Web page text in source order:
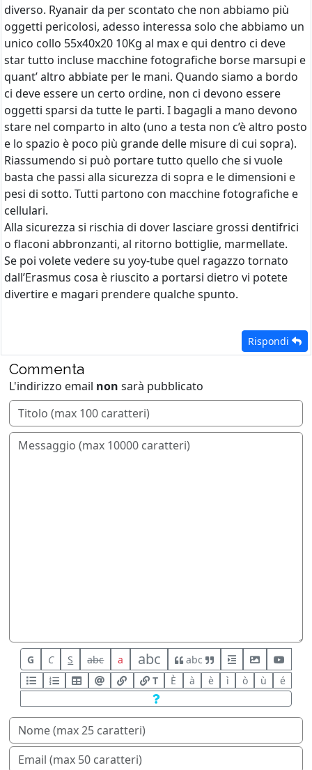
diverso. Ryanair da per scontato che non abbiamo più
oggetti pericolosi, adesso interessa solo che abbiamo un
unico collo 55x40x20 10Kg al max e qui dentro ci deve
star tutto incluse macchine fotografiche borse marsupi e
quant’ altro abbiate per le mani. Quando siamo a bordo
ci deve essere un certo ordine, non ci devono essere
oggetti sparsi da tutte le parti. I bagagli a mano devono
stare nel comparto in alto (uno a testa non c’è altro posto
e lo spazio è poco più grande delle misure di cui sopra).
Riassumendo si può portare tutto quello che si vuole
basta che passi alla sicurezza di sopra e le dimensioni e
pesi di sotto. Tutti partono con macchine fotografiche e
cellulari.
Alla sicurezza si rischia di dover lasciare grossi dentifrici
o flaconi abbronzanti, al ritorno bottiglie, marmellate.
Se poi volete vedere su yoy-tube quel ragazzo tornato
dall’Erasmus cosa è riuscito a portarsi dietro vi potete
divertire e magari prendere qualche spunto.
Rispondi
Commenta
L'indirizzo email non sarà pubblicato
G C S abc a abc
abc
T
È à è ì ò ù é